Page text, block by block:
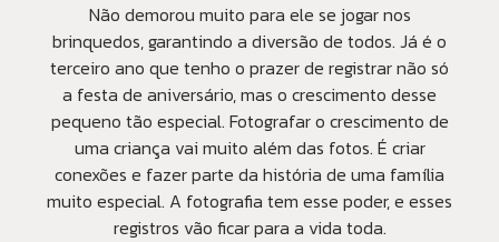
Não demorou muito para ele se jogar nos
brinquedos, garantindo a diversão de todos. Já é o
terceiro ano que tenho o prazer de registrar não só
a festa de aniversário, mas o crescimento desse
pequeno tão especial. Fotografar o crescimento de
uma criança vai muito além das fotos. É criar
conexões e fazer parte da história de uma família
muito especial. A fotografia tem esse poder, e esses
registros vão ficar para a vida toda.